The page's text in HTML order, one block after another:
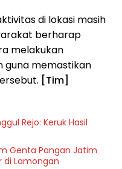
di lokasi masih
berharap
melakukan
guna memastikan
[Tim]
Rejo: Keruk Hasil
Genta Pangan Jatim
di Lamongan